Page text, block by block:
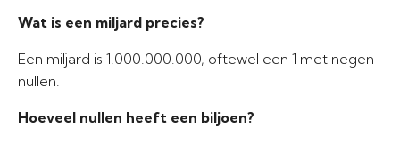
Wat is een miljard precies?
Een miljard is 1.000.000.000, oftewel een 1 met negen
nullen.
Hoeveel nullen heeft een biljoen?